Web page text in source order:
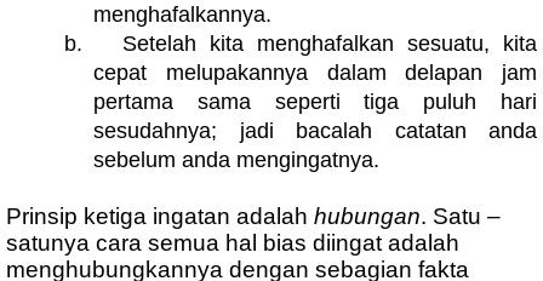
menghafalkannya.
b.
Setelah kita menghafalkan sesuatu, kita
cepat melupakannya dalam delapan jam
pertama sama seperti tiga puluh hari
sesudahnya; jadi bacalah catatan anda
sebelum anda mengingatnya.
Prinsip ketiga ingatan adalah hubungan. Satu –
satunya cara semua hal bias diingat adalah
menghubungkannya dengan sebagian fakta